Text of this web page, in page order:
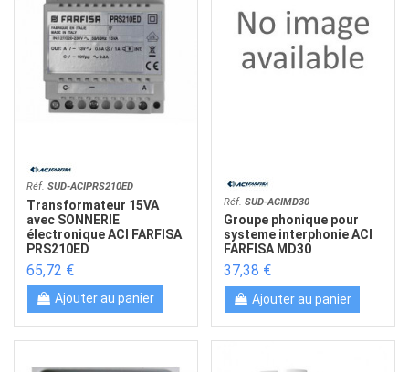
Réf.SUD-ACIPRS210ED
Transformateur 15VA
avec SONNERIE
électronique ACI FARFISA
PRS210ED
65,72 €
Ajouter au panier
Réf.SUD-ACIMD30
Groupe phonique pour
systeme interphonie ACI
FARFISA MD30
37,38 €
Ajouter au panier